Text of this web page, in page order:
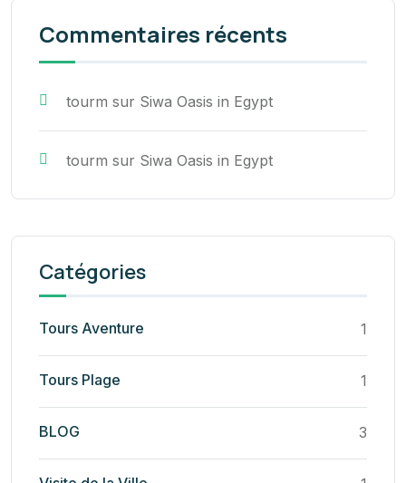
Commentaires récents
tourm sur Siwa Oasis in Egypt
tourm sur Siwa Oasis in Egypt
Catégories
Tours Aventure 1
Tours Plage 1
BLOG 3